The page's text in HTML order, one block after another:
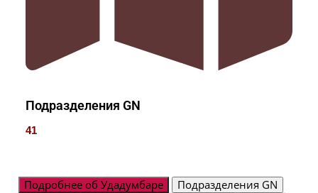
Подразделения GN
41
Подробнее об Удадумбаре
Подразделения GN